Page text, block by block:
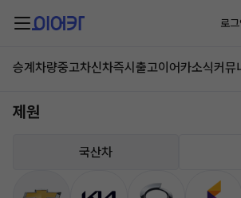
로
승계차량중고차신차즉시출고이어카소식커뮤
제원
국산차